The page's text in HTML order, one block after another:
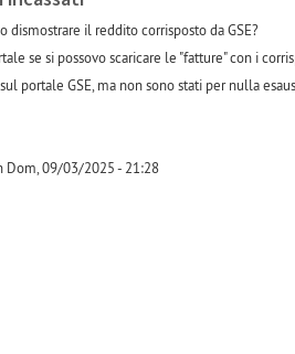
dismostrare il reddito corrisposto da GSE?
se si possovo scaricare le "fatture" con i
portale GSE, ma non sono stati per nulla
Dom, 09/03/2025 - 21:28